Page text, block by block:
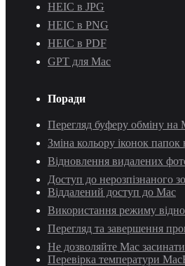
HEIC в JPG
HEIC в PNG
HEIC в PDF
GPT для Mac
Поради
Перегляд буферу обміну на
Зміна кольору іконок папок
Відновлення видалених
Доступ до нерозпізнаного
Віддалений доступ до Mac
Використання режиму
Перегляд та завершення
Не дозволяйте Mac засинати
Перевірка температури